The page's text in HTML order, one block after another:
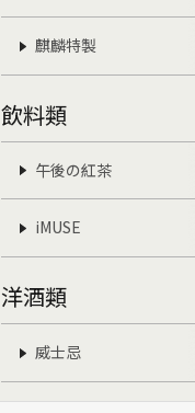
麒麟特製
飲料類
午後の紅茶
iMUSE
洋酒類
威士忌